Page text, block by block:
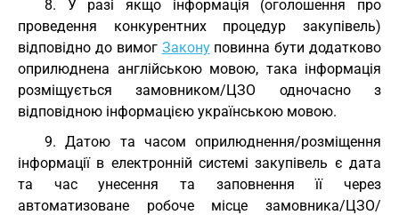
8. У разі якщо інформація (оголошення про
проведення конкурентних процедур закупівель)
відповідно до вимог Законуповинна бути додатково
оприлюднена англійською мовою, така інформація
розміщується замовником/ЦЗО одночасно з
відповідною інформацією українською мовою.
9. Датою та часом оприлюднення/розміщення
інформації в електронній системі закупівель є дата
та час унесення та заповнення її через
автоматизоване робоче місце замовника/ЦЗО/